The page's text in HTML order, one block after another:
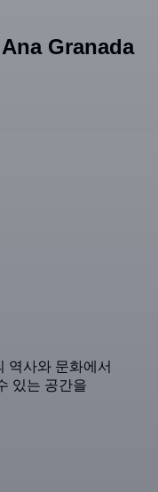
Granada
역사와 문화에서
있는 공간을